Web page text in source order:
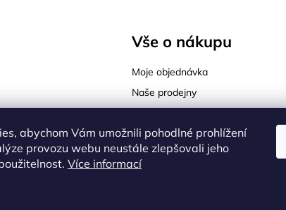
abychom Vám umožnili pohodlné prohlížení
provozu webu neustále zlepšovali jeho
Více informací
p
s
u
9
Vše o nákupu
Moje objednávka
Naše prodejny
Jak vybrat správnou velikost
Jak vybrat správnou obuv